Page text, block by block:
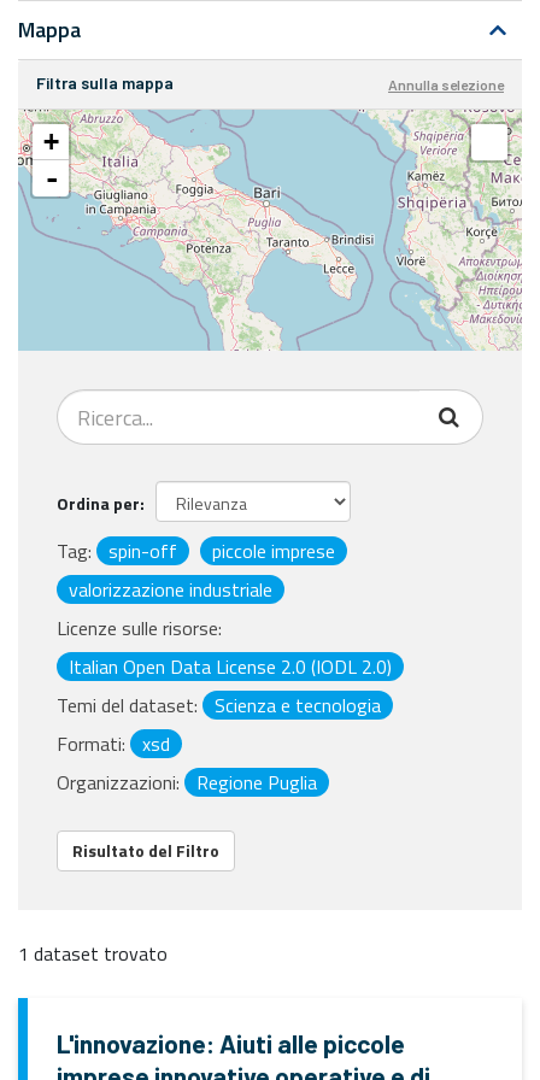
Mappa
Filtra sulla mappa Annulla selezione
+
-
Ordina per
Tag: spin-off
piccole imprese
valorizzazione industriale
Licenze sulle risorse:
Italian Open Data License 2.0 (IODL 2.0)
Temi del dataset:
Scienza e tecnologia
Formati:
xsd
Organizzazioni:
Regione Puglia
Risultato del Filtro
1 dataset trovato
L'innovazione: Aiuti alle piccole